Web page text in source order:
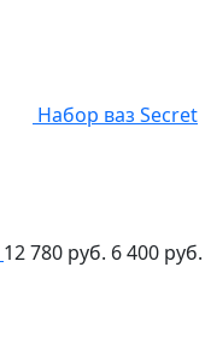
Набор ваз Secret
12 780 руб. 6 400 руб.